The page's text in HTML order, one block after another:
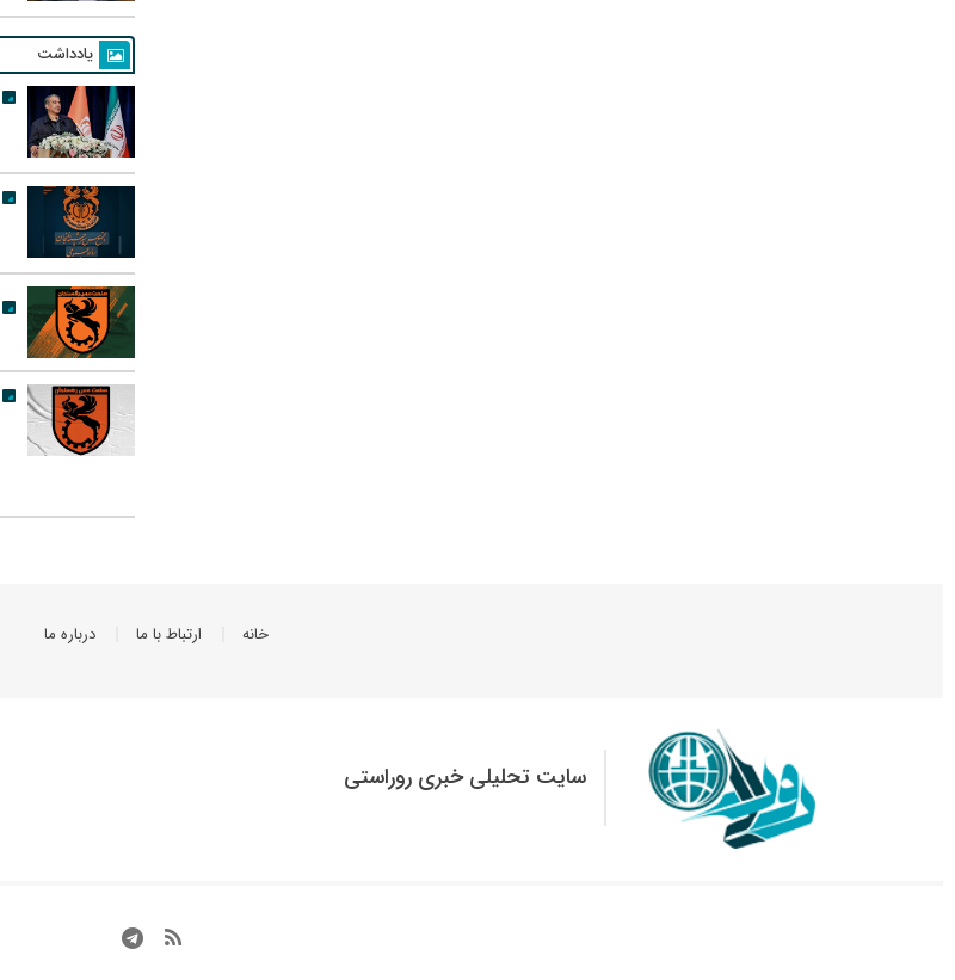
یادداشت
خانه ارتباط با ما درباره ما
سایت تحلیلی خبری روراستی